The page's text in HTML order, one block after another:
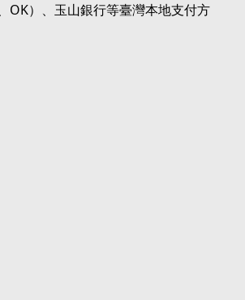
OK）、玉山銀行等臺灣本地支付方